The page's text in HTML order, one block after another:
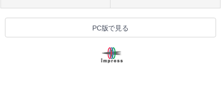
PC版で見る